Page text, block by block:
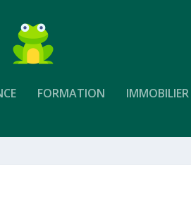
FORMATION IMMOBILIER